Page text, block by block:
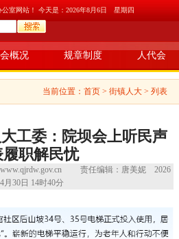
室网站！ 今天是： 2026年8月6日 星期四
概况 规章制度 人代会
当前位置： 首页 > 街镇人大 > 列表
工委：院坝会上听民声
职解民忧
责任编辑：唐美妮
2026
月30日 14时40分